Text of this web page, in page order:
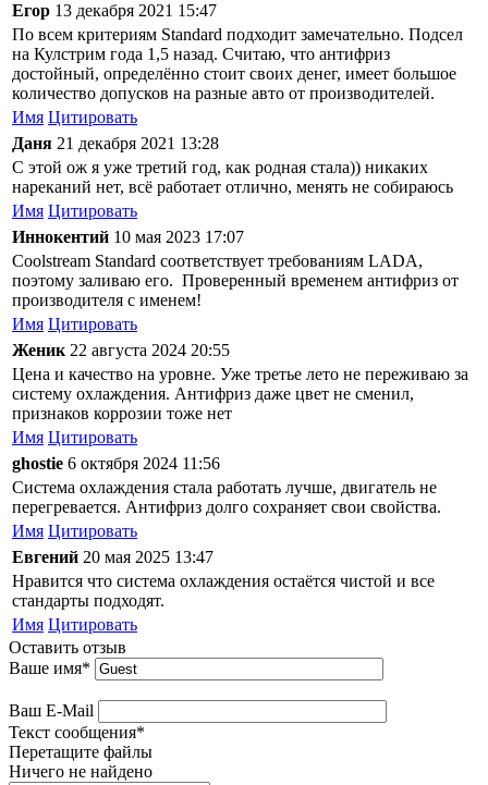
Егор 13 декабря 2021 15:47
По всем критериям Standard подходит замечательно. Подсел
на Кулстрим года 1,5 назад. Считаю, что антифриз
достойный, определённо стоит своих денег, имеет большое
количество допусков на разные авто от производителей.
Имя Цитировать
Даня 21 декабря 2021 13:28
С этой ож я уже третий год, как родная стала)) никаких
нареканий нет, всё работает отлично, менять не собираюсь
Имя Цитировать
Иннокентий 10 мая 2023 17:07
Coolstream Standard соответствует требованиям LADA,
поэтому заливаю его. Проверенный временем антифриз от
производителя с именем!
Имя Цитировать
Женик 22 августа 2024 20:55
Цена и качество на уровне. Уже третье лето не переживаю за
систему охлаждения. Антифриз даже цвет не сменил,
признаков коррозии тоже нет
Имя Цитировать
ghostie 6 октября 2024 11:56
Система охлаждения стала работать лучше, двигатель не
перегревается. Антифриз долго сохраняет свои свойства.
Имя Цитировать
Евгений 20 мая 2025 13:47
Нравится что система охлаждения остаётся чистой и все
стандарты подходят.
Имя Цитировать
Оставить отзыв
Ваше имя*
Ваш E-Mail
Текст сообщения*
Перетащите файлы
Ничего не найдено